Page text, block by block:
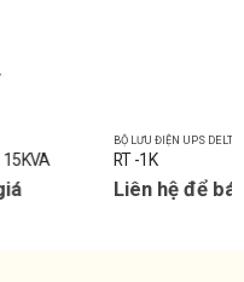
BỘ LƯU ĐIỆN UPS DELTA
RT -1K
Liên hệ để báo giá